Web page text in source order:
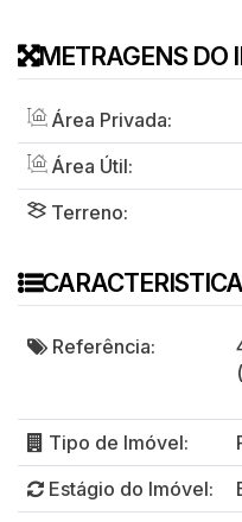
METRAGENS DO
Área Privada:
Área Útil:
Terreno:
Referência:
Tipo de Imóvel:
Estágio do Imóvel: